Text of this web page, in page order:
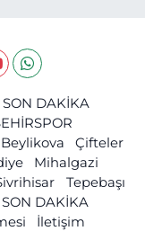
SON DAKİKA
Beylikova
Çifteler
Mihalgazi
Tepebaşı
SON DAKİKA
İletişim